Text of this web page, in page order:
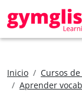
Inicio
Cursos
Aprender